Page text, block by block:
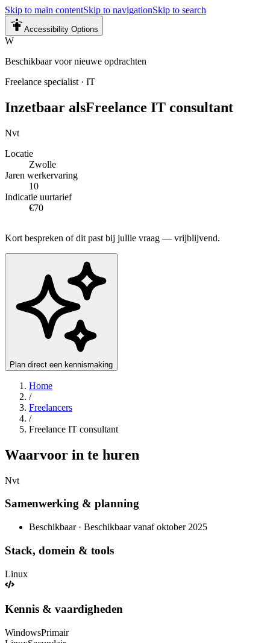
Skip to main contentSkip to navigationSkip to search
Accessibility Options
W
Beschikbaar voor nieuwe opdrachten
Freelance specialist · IT
Inzetbaar alsFreelance IT consultant
Nvt
Locatie
Zwolle
Jaren werkervaring
10
Indicatie uurtarief
€70
Kort bespreken of dit past bij jullie vraag — vrijblijvend.
Plan direct een kennismaking
Home
/
Freelancers
/
Freelance IT consultant
Waarvoor in te huren
Nvt
Samenwerking & planning
Beschikbaar · Beschikbaar vanaf oktober 2025
Stack, domein & tools
Linux
Kennis & vaardigheden
WindowsPrimair